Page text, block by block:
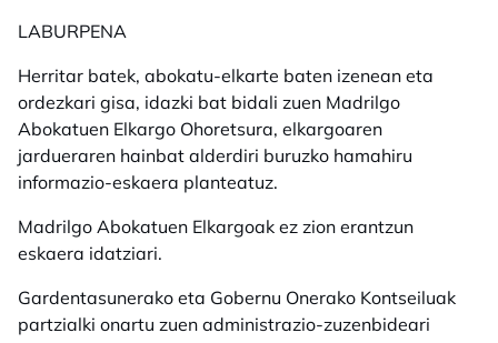
LABURPENA
Herritar batek, abokatu-elkarte baten izenean eta
ordezkari gisa, idazki bat bidali zuen Madrilgo
Abokatuen Elkargo Ohoretsura, elkargoaren
jardueraren hainbat alderdiri buruzko hamahiru
informazio-eskaera planteatuz.
Madrilgo Abokatuen Elkargoak ez zion erantzun
eskaera idatziari.
Gardentasunerako eta Gobernu Onerako Kontseiluak
partzialki onartu zuen administrazio-zuzenbideari